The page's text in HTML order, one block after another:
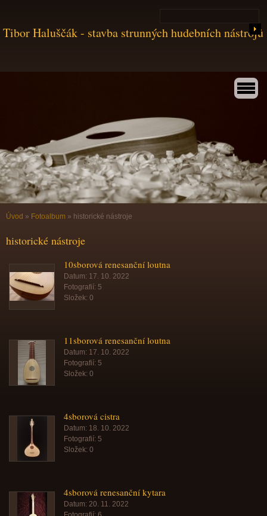
Tibor Haluščák - stavba strunných hudebních nástrojů
Úvod » Fotoalbum » historické nástroje
historické nástroje
10sborová renesanční loutna
Datum: 17. 10. 2022
Fotografií: 5
Složek: 0
11sborová renesanční loutna
Datum: 17. 10. 2022
Fotografií: 5
Složek: 0
4sborová cistra
Datum: 18. 10. 2022
Fotografií: 5
Složek: 0
4sborová renesanční kytara
Datum: 20. 11. 2022